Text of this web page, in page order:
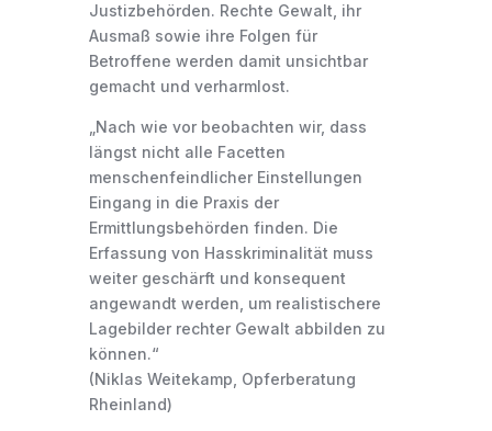
Justizbehörden. Rechte Gewalt, ihr
Ausmaß sowie ihre Folgen für
Betroffene werden damit unsichtbar
gemacht und verharmlost.
„Nach wie vor beobachten wir, dass
längst nicht alle Facetten
menschenfeindlicher Einstellungen
Eingang in die Praxis der
Ermittlungsbehörden finden. Die
Erfassung von Hasskriminalität muss
weiter geschärft und konsequent
angewandt werden, um realistischere
Lagebilder rechter Gewalt abbilden zu
können.“
(Niklas Weitekamp, Opferberatung
Rheinland)